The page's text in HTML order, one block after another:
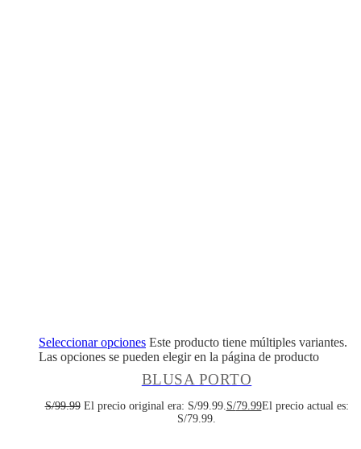
Seleccionar opciones Este producto tiene múltiples variantes.
Las opciones se pueden elegir en la página de producto
BLUSA PORTO
S/99.99 El precio original era: S/99.99.S/79.99El precio actual es:
S/79.99.